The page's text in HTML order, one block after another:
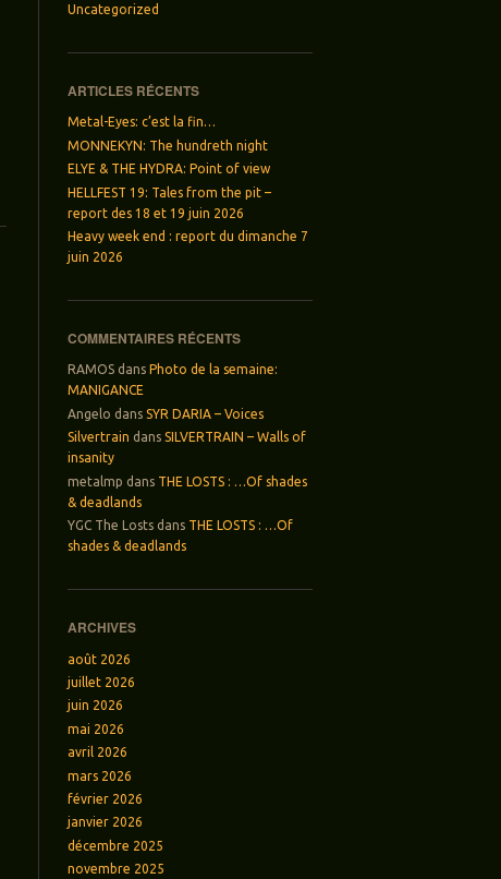
Uncategorized
ARTICLES RÉCENTS
Metal-Eyes: c’est la fin…
MONNEKYN: The hundreth night
ELYE & THE HYDRA: Point of view
HELLFEST 19: Tales from the pit –
report des 18 et 19 juin 2026
Heavy week end : report du dimanche 7
juin 2026
COMMENTAIRES RÉCENTS
RAMOS dans Photo de la semaine:
MANIGANCE
Angelo dansSYR DARIA – Voices
Silvertrain dansSILVERTRAIN – Walls of
insanity
metalmp dans THE LOSTS : …Of shades
& deadlands
YGC The Losts dans THE LOSTS : …Of
shades & deadlands
ARCHIVES
août 2026
juillet 2026
juin 2026
mai 2026
avril 2026
mars 2026
février 2026
janvier 2026
décembre 2025
novembre 2025